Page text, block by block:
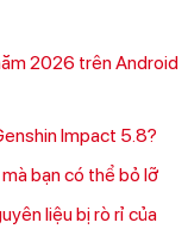
2026 trên Android
Impact 5.8?
bạn có thể bỏ lỡ
liệu bị rò rỉ của